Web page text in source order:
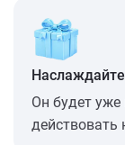
Он будет
действовать